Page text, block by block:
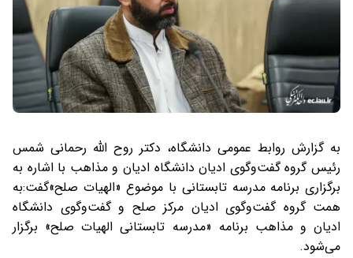
به گزارش روابط عمومی دانشگاه، دکتر روح الله رحمانی شمس
رئیس گروه گفت‌وگوی ادیان دانشگاه ادیان و مذاهب با اشاره به
برگزاری برنامه مدرسه تابستانی با موضوع «الهیات صلح»گفت:به
همت گروه گفت‌وگوی ادیان مرکز صلح و گفت‌وگوی دانشگاه
ادیان و مذاهب برنامه «مدرسه تابستانی الهیات صلح» برگزار
می‌شود.